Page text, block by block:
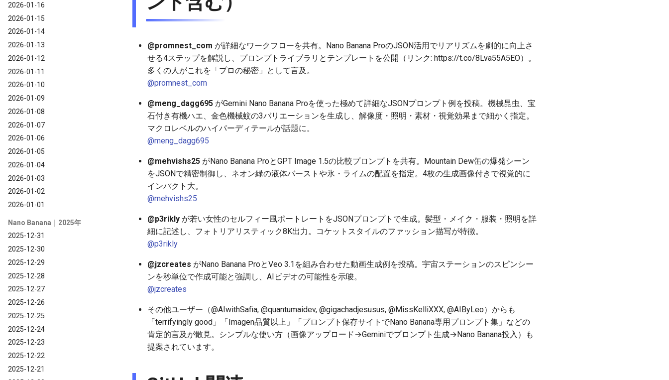
2026-01-16
2026-01-15
2026-01-14
2026-01-13
2026-01-12
2026-01-11
2026-01-10
2026-01-09
2026-01-08
2026-01-07
2026-01-06
2026-01-05
2026-01-04
2026-01-03
2026-01-02
2026-01-01
Nano Banana｜2025年
2025-12-31
2025-12-30
2025-12-29
2025-12-28
2025-12-27
2025-12-26
2025-12-25
2025-12-24
2025-12-23
2025-12-22
2025-12-21
@promnest_com が詳細なワークフローを共有。Nano Banana ProのJSON活用でリアリズムを劇的に向上さ
せる4ステップを解説し、プロンプトライブラリとテンプレートを公開（リンク: https://t.co/8Lva55A5EO）。
多くの人がこれを「プロの秘密」として言及。
@promnest_com
@meng_dagg695 がGemini Nano Banana Proを使った極めて詳細なJSONプロンプト例を投稿。機械昆虫、宝
石付き有機ハエ、金色機械蚊の3バリエーションを生成し、解像度・照明・素材・視覚効果まで細かく指定。
マクロレベルのハイパーディテールが話題に。
@meng_dagg695
@mehvishs25 がNano Banana ProとGPT Image 1.5の比較プロンプトを共有。Mountain Dew缶の爆発シーン
をJSONで精密制御し、ネオン緑の液体バーストや氷・ライムの配置を指定。4枚の生成画像付きで視覚的に
インパクト大。
@mehvishs25
@p3rikly が若い女性のセルフィー風ポートレートをJSONプロンプトで生成。髪型・メイク・服装・照明を詳
細に記述し、フォトリアリスティック8K出力。コケットスタイルのファッション描写が特徴。
@p3rikly
@jzcreates がNano Banana ProとVeo 3.1を組み合わせた動画生成例を投稿。宇宙ステーションのスピンシー
ンを秒単位で作成可能と強調し、AIビデオの可能性を示唆。
@jzcreates
その他ユーザー（@AIwithSafia, @quantumaidev, @gigachadjesusus, @MissKelliXXX, @AIByLeo）からも
「terrifyingly good」「Imagen品質以上」「プロンプト保存サイトでNano Banana専用プロンプト集」などの
肯定的言及が散見。シンプルな使い方（画像アップロード→Geminiでプロンプト生成→Nano Banana投入）も
提案されています。